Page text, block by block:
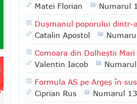
Matei Florian
Numarul
Duşmanul poporului dintr-
Catalin Apostol
Comoara din Dolheştii
Valentin Iacob
Formula AS pe Argeş în
Ciprian Rus
Numarul